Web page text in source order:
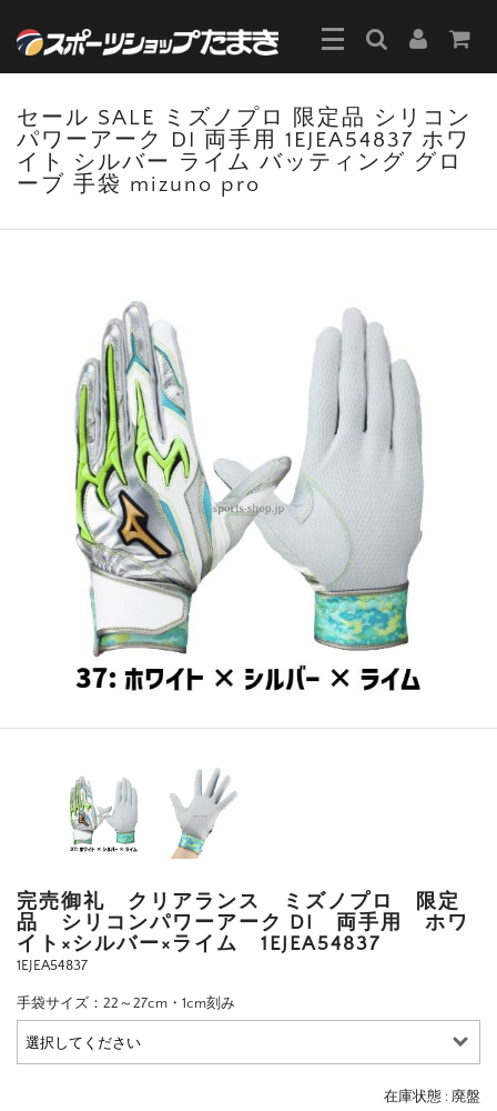
セール SALE ミズノプロ 限定品 シリコン
パワーアーク DI 両手用 1EJEA54837 ホワ
イト シルバー ライム バッティング グロ
ーブ 手袋 mizuno pro
完売御礼 クリアランス ミズノプロ 限定
品 シリコンパワーアーク DI 両手用 ホワ
イト×シルバー×ライム 1EJEA54837
1EJEA54837
手袋サイズ：22～27cm・1cm刻み
在庫状態 : 廃盤